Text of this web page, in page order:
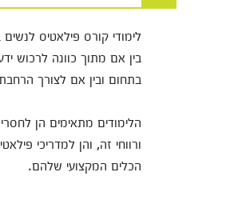
לימודי קורס פילאטיס
בין אם מתוך כוונה לרכוש
בתחום ובין אם לצורך
הלימודים מתאימים הן
ורווחי זה, והן למדריכי
הכלים המקצועי שלהם.